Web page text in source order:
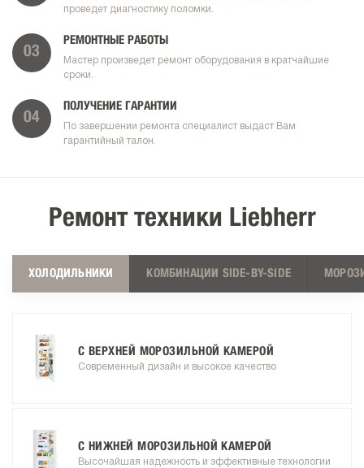
проведет диагностику поломки.
03
РЕМОНТНЫЕ РАБОТЫ
Мастер произведет ремонт оборудования в кратчайшие
сроки.
04
ПОЛУЧЕНИЕ ГАРАНТИИ
По завершении ремонта специалист выдаст Вам
гарантийный талон.
Ремонт техники Liebherr
ХОЛОДИЛЬНИКИ КОМБИНАЦИИ SIDE-BY-SIDE
С ВЕРХНЕЙ МОРОЗИЛЬНОЙ КАМЕРОЙ
Современный дизайн и высокое качество
С НИЖНЕЙ МОРОЗИЛЬНОЙ КАМЕРОЙ
Высочайшая надежность и эффективные технологии